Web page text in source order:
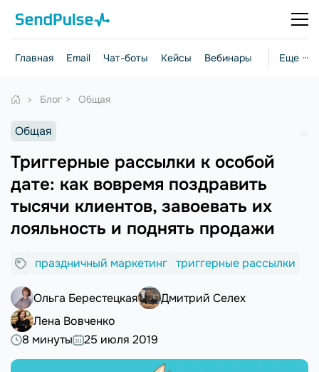
Еще ···
Главная Email Чат-боты Кейсы Вебинары Стратегии
Блог Общая
Общая
Триггерные рассылки к особой
дате: как вовремя поздравить
тысячи клиентов, завоевать их
лояльность и поднять продажи
праздничный маркетинг триггерные рассылки
Ольга Берестецкая
Дмитрий Селех
Лена Вовченко
8 минуты
25 июля 2019